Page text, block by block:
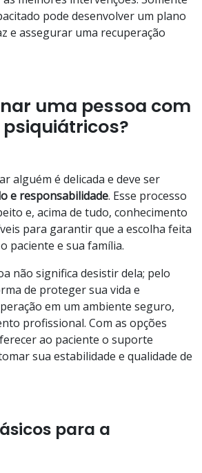
pode desenvolver um plano
e assegurar uma recuperação
uma pessoa com
alguém é delicada e deve ser
e responsabilidade. Esse processo
e, acima de tudo, conhecimento
para garantir que a escolha feita
paciente e sua família.
não significa desistir dela; pelo
de proteger sua vida e
em um ambiente seguro,
profissional. Com as opções
ao paciente o suporte
sua estabilidade e qualidade de
para a